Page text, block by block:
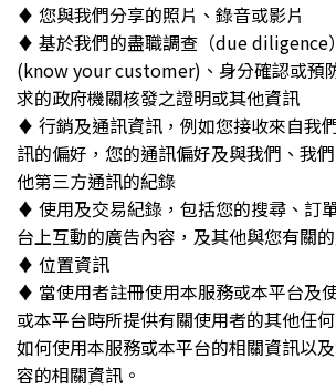
♦︎ 您與我們分享的照片、錄音或影片
♦︎ 基於我們的盡職調查（due diligence
(know your customer)、身分確認或預
求的政府機關核發之證明或其他資訊
♦︎ 行銷及通訊資訊，例如您接收來自我
訊的偏好，您的通訊偏好及與我們、我
他第三方通訊的紀錄
♦︎ 使用及交易紀錄，包括您的搜尋、訂
台上互動的廣告內容，及其他與您有關
♦︎ 位置資訊
♦︎ 當使用者註冊使用本服務或本平台及
或本平台時所提供有關使用者的其他任
如何使用本服務或本平台的相關資訊以
容的相關資訊。